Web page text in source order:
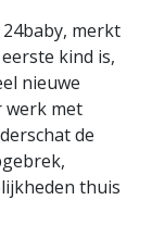
merkt
kind is,
nieuwe
werk met
de
thuis